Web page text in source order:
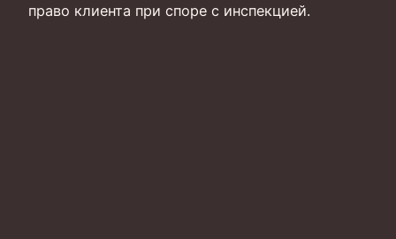
право клиента при споре с инспекцией.